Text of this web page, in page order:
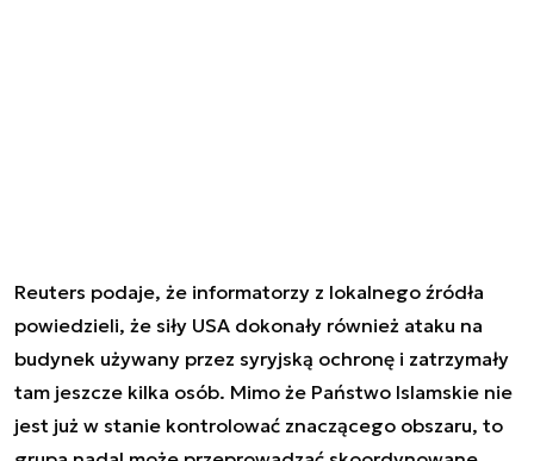
Reuters podaje, że informatorzy z lokalnego źródła
powiedzieli, że siły USA dokonały również ataku na
budynek używany przez syryjską ochronę i zatrzymały
tam jeszcze kilka osób. Mimo że Państwo Islamskie nie
jest już w stanie kontrolować znaczącego obszaru, to